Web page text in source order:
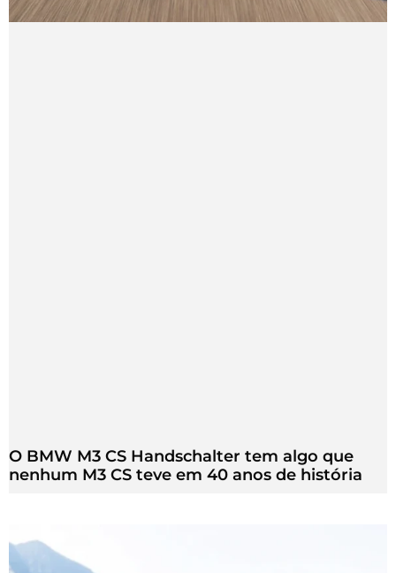
O BMW M3 CS Handschalter tem algo que
nenhum M3 CS teve em 40 anos de história